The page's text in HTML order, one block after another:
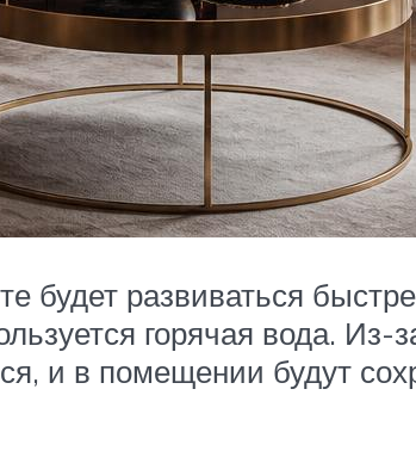
будет развиваться
горячая вода. Из-
и в помещении будут